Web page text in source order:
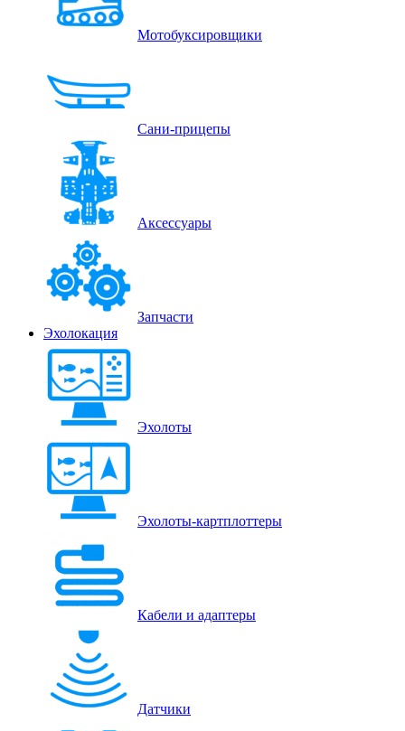
Мотобуксировщики
Сани-прицепы
Аксессуары
Запчасти
Эхолокация
Эхолоты
Эхолоты-картплоттеры
Кабели и адаптеры
Датчики